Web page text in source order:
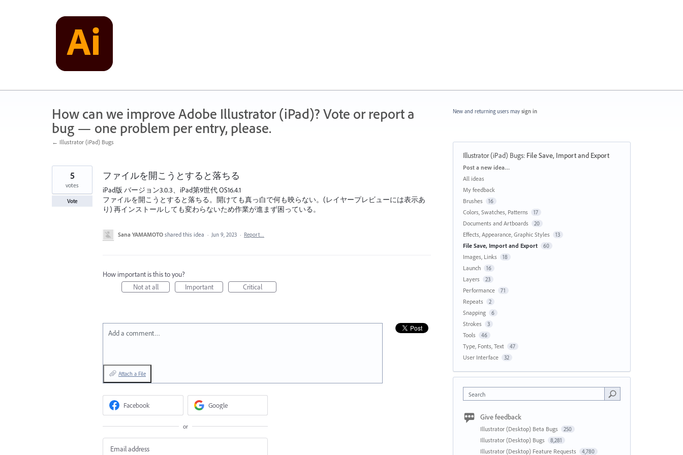
How can we improve Adobe Illustrator (iPad)? Vote or report a
bug — one problem per entry, please.
← Illustrator (iPad) Bugs
ファイルを開こうとすると落ちる
iPad版 バージョン3.0.3、iPad第9世代 OS16.4.1
ファイルを開こうとすると落ちる。開けても真っ白で何も映らない。(レイヤープレビューには表示あ
り) 再インストールしても変わらないため作業が進まず困っている。
5
votes
Vote
Sana YAMAMOTO shared this idea · Jun 9, 2023 · Report…
How important is this to you?
Not at all
Important Critical
Add a comment…
Attach a File
Facebook Google
or
New and returning users may sign in
Illustrator (iPad) Bugs: File Save, Import and Export
Categories
Post a new idea…
All ideas
My feedback
Brushes
16
Colors, Swatches, Patterns 17
Documents and Artboards 20
Effects, Appearance, Graphic Styles 13
File Save, Import and Export 60
Images, Links 18
Launch 16
Layers 23
Performance 71
Repeats 2
Snapping 6
Strokes 3
Tools 46
Type, Fonts, Text 47
User Interface 32
Search
Give feedback
Illustrator (Desktop) Beta Bugs 250
Illustrator (Desktop) Bugs 8,281
Illustrator (Desktop) Feature Requests 4,780